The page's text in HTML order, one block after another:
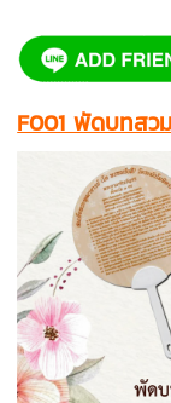
F001 พัดบทสว